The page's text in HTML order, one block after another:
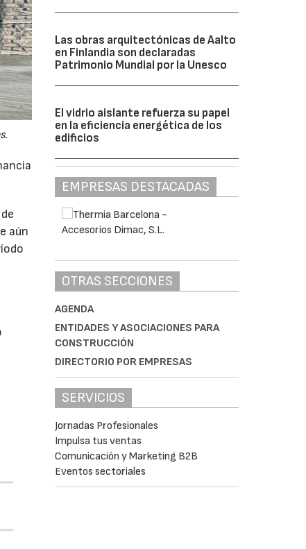
aún
Las obras arquitectónicas de Aalto
en Finlandia son declaradas
Patrimonio Mundial por la Unesco
El vidrio aislante refuerza su papel
en la eficiencia energética de los
edificios
EMPRESAS DESTACADAS
OTRAS SECCIONES
AGENDA
ENTIDADES Y ASOCIACIONES PARA
CONSTRUCCIÓN
DIRECTORIO POR EMPRESAS
SERVICIOS
Jornadas Profesionales
Impulsa tus ventas
Comunicación y Marketing B2B
Eventos sectoriales